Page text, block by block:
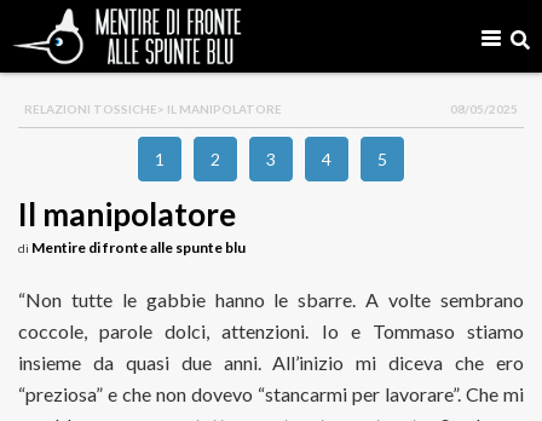
RELAZIONI TOSSICHE> IL MANIPOLATORE 08/05/2025
1 2 3 4 5
Il manipolatore
di Mentire di fronte alle spunte blu
“Non tutte le gabbie hanno le sbarre. A volte sembrano
coccole, parole dolci, attenzioni. Io e Tommaso stiamo
insieme da quasi due anni. All’inizio mi diceva che ero
“preziosa” e che non dovevo “stancarmi per lavorare”. Che mi